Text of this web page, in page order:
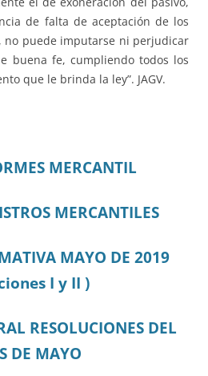
de falta de aceptación de los
no puede imputarse ni perjudicar
buena fe, cumpliendo todos los
que le brinda la ley”. JAGV.
MERCANTIL
MERCANTILES
MAYO DE 2019
I y II )
RESOLUCIONES DEL
DE MAYO